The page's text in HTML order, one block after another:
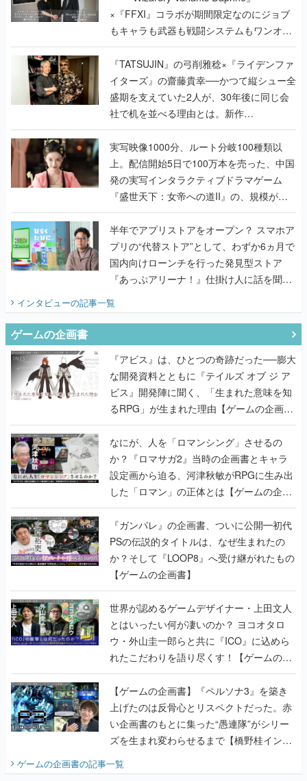
×『FFXI』コラボが期間限定なのにジョブ
もキャラも武器も戦闘システムもワンオフ
で作り込まれた理由を両ディレクターに聞
く
『TATSUJIN』の弓削雅稔×『ライデンファ
イターズ』の齋藤貴幸──かつて縦シュー全
盛期を支えていた2人が、30年後に同じ会
社で机を並べる理由とは。新作
『TATSUJIN EXTREME』で初タッグを組
んだレジェンド2人に訊く開発秘話
実写映像1000分、ルート分岐100種類以
上。配信開始5日で100万本を売った、中国
発の実写インタラクティブドラマゲーム
『盛世天下：女帝への道II』の、規模が違
うこだわりをプロデューサーに聞いた
半年でアプリストアをオープン？ スマホア
プリの“代替ストア”として、わずか6ヵ月で
国内向けローンチを行った発見型ストア
『あっぷアリーナ！』仕掛け人に話を聞い
てみた
インタビューの記事一覧
ゲームの企画書
『アビス』は、ひとつの奇跡だった──膨大
な開発資料とともに『テイルズ オブ ジ ア
ビス』開発陣に聞く、「生まれた意味を知
るRPG」が生まれた理由【ゲームの企画
書】
なにが、人を「ロマンシング」させるの
か？『ロマサガ2』当時の企画書とキャラ
設定画から迫る、河津秋敏がRPGに生み出
した「ロマン」の正体とは【ゲームの企画
書】
『ガンパレ』の企画書、ついに公開━初代
PSの伝説的タイトルは、なぜ生まれたの
か？そして『LOOP8』へ受け継がれたもの
【ゲームの企画書】
世界が認めるゲームデザイナー・上田文人
とはいったい何が凄いのか？ ヨコオタロ
ウ・外山圭一郎らと共に『ICO』に込めら
れたこだわりを語り尽くす！【ゲームの企
画書】
【ゲームの企画書】『ペルソナ3』を築き
上げたのは反骨心とリスペクトだった。赤
い企画書のもとに集った“愚連隊”がシリー
ズを生まれ変わらせるまで【橋野桂インタ
ビュー】
ゲームの企画書の記事一覧